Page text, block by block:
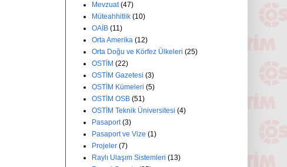
Mevzuat (47)
Müteahhitlik (10)
OAİB (11)
Orta Amerika (12)
Orta Doğu ve Körfez Ülkeleri (25)
OSTİM (22)
OSTİM Gazetesi (3)
OSTİM Kümeleri (5)
OSTİM OSB (51)
OSTİM Teknik Üniversitesi (4)
Pasaport (3)
Pasaport ve Vize (1)
Projeler (7)
Raylı Ulaşım Sistemleri (13)